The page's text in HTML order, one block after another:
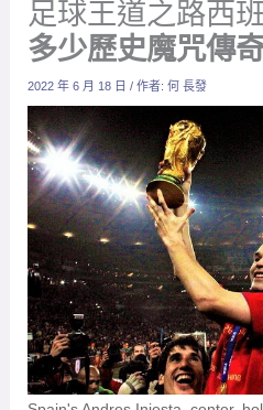
足球王道之路西
多少歷史魔咒傳
2022 年 6 月 18 日/ 作者:何 長發